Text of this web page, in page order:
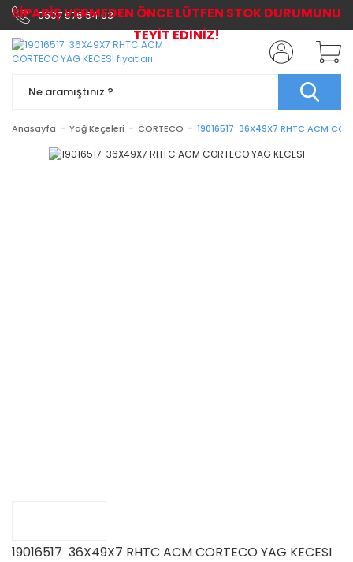
0507 576 64 03
Anasayfa Yağ Keçeleri CORTECO 19016517 36X49X7 RHTC ACM
19016517 36X49X7 RHTC ACM CORTECO YAG KECESI
SİPARİŞ VERMEDEN ÖNCE LÜTFEN STOK DURUMUNU
TEYİT EDİNİZ!